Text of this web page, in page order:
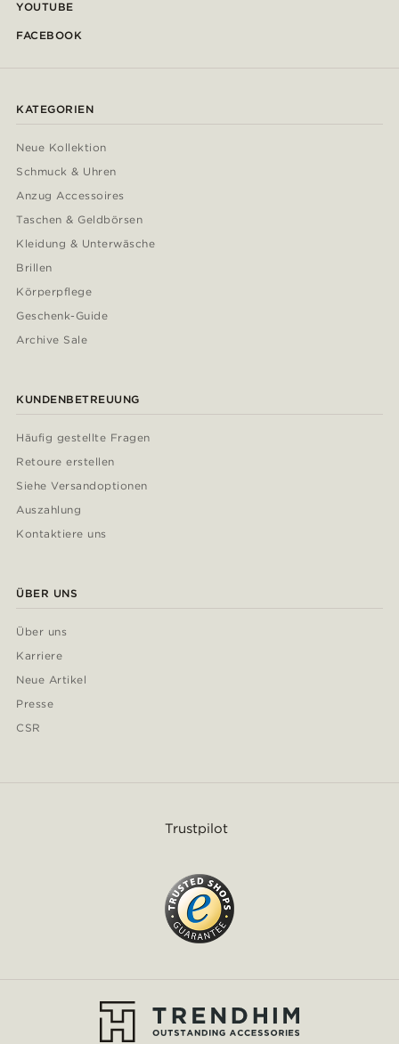
YOUTUBE
FACEBOOK
KATEGORIEN
Neue Kollektion
Schmuck & Uhren
Anzug Accessoires
Taschen & Geldbörsen
Kleidung & Unterwäsche
Brillen
Körperpflege
Geschenk-Guide
Archive Sale
KUNDENBETREUUNG
Häufig gestellte Fragen
Retoure erstellen
Siehe Versandoptionen
Auszahlung
Kontaktiere uns
ÜBER UNS
Über uns
Karriere
Neue Artikel
Presse
CSR
Trustpilot